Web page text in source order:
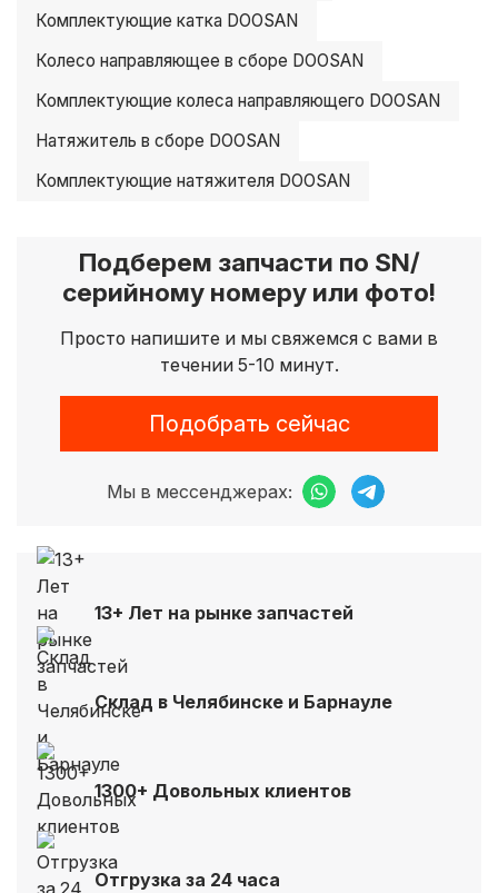
Комплектующие катка DOOSAN
Колесо направляющее в сборе DOOSAN
Комплектующие колеса направляющего DOOSAN
Натяжитель в сборе DOOSAN
Комплектующие натяжителя DOOSAN
Подберем запчасти по SN/
серийному номеру или фото!
Просто напишите и мы свяжемся с вами в
течении 5-10 минут.
Подобрать сейчас
Мы в мессенджерах:
13+ Лет на рынке запчастей
Склад в Челябинске и Барнауле
1300+ Довольных клиентов
Отгрузка за 24 часа